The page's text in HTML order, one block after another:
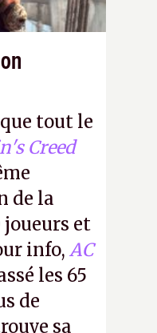
tout le
Creed
de la
joueurs et
info, AC
les 65
de
sa